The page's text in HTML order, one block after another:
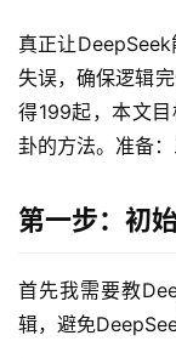
真正让
失误，确保逻辑
得199起，本文
卦的方法。准备：
第一步：初
首先我需要教
辑，避免